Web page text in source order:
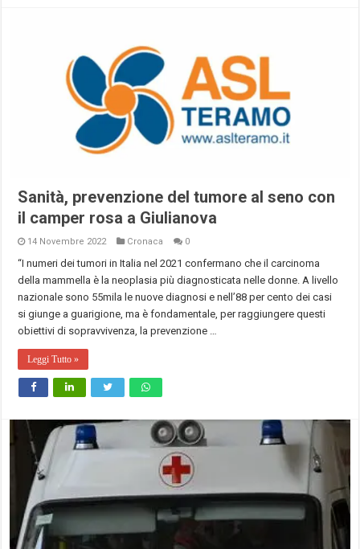
Sanità, prevenzione del tumore al seno con
il camper rosa a Giulianova
14 Novembre 2022 Cronaca 0
“I numeri dei tumori in Italia nel 2021 confermano che il carcinoma
della mammella è la neoplasia più diagnosticata nelle donne. A livello
nazionale sono 55mila le nuove diagnosi e nell’88 per cento dei casi
si giunge a guarigione, ma è fondamentale, per raggiungere questi
obiettivi di sopravvivenza, la prevenzione …
Leggi Tutto »